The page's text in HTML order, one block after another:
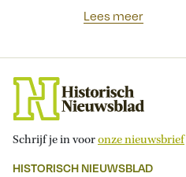
Lees meer
Schrijf je in vooronze nieuwsbrief
HISTORISCH NIEUWSBLAD